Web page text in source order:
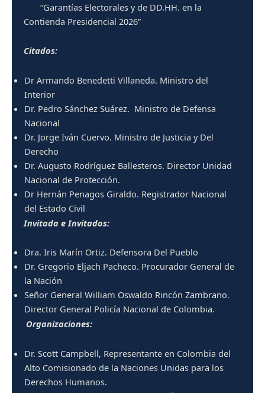
“Garantías Electorales y de DD.HH. en la
Contienda Presidencial 2026”
Citados:
Dr Armando Benedetti Villaneda. Ministro del
Interior
Dr. Pedro Sánchez Suárez. Ministro de Defensa
Nacional
Dr. Jorge Iván Cuervo. Ministro de Justicia y Del
Derecho
Dr. Augusto Rodríguez Ballesteros. Director Unidad
Nacional de Protección.
Dr Hernán Penagos Giraldo. Registrador Nacional
del Estado Civil
Invitada e Invitados:
Dra. Iris Marín Ortiz. Defensora Del Pueblo
Dr. Gregorio Eljach Pacheco. Procurador General de
la Nación
Señor General William Oswaldo Rincón Zambrano.
Director General Policía Nacional de Colombia.
Organizaciones:
Dr. Scott Campbell, Representante en Colombia del
Alto Comisionado de la Naciones Unidas para los
Derechos Humanos.